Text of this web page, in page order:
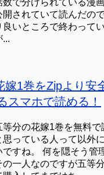
数で分けられている漫
開されていて読んだの
良いところで終わって
...
嫁1巻をZipより安
スマホで読める！
等分の花嫁1巻を無料で
思っている人って以外
ですね。 何を隠そう管
の一人なのですが五等